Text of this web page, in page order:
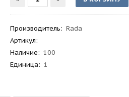
Производитель: Rada
Артикул:
Наличие: 100
Единица: 1